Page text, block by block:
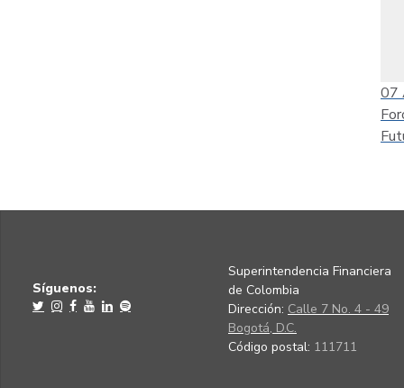
07
Síguenos:
Superintendencia Financiera
de Colombia
Dirección: Calle 7 No. 4 - 49
Bogotá, D.C.
Código postal: 111711